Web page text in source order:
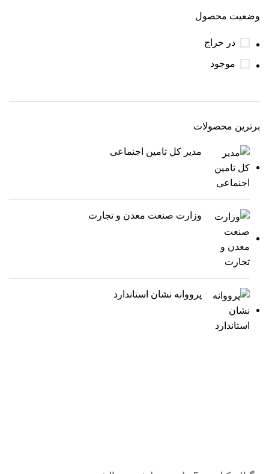
وضعیت محصول
در حراج
موجود
برترین محصولات
مدیر کل تامین اجنماعی
وزارت صنعت معدن و تجارت
پرووانه نشان استاندارد